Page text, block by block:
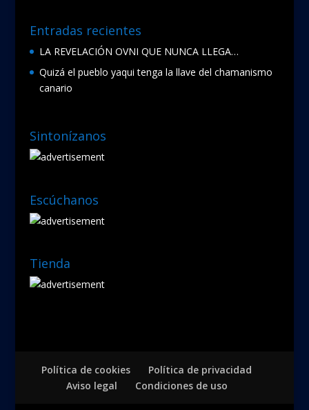
Entradas recientes
LA REVELACIÓN OVNI QUE NUNCA LLEGA…
Quizá el pueblo yaqui tenga la llave del chamanismo
canario
Sintonízanos
Escúchanos
Tienda
Política de cookies
Política de privacidad
Aviso legal
Condiciones de uso